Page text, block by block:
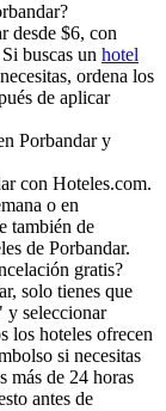
desde $6, con
buscas un hotel
ordena los
de aplicar
Porbandar y
con Hoteles.com.
o en
también de
de Porbandar.
gratis?
solo tienes que
y seleccionar
los hoteles ofrecen
si necesitas
más de 24 horas
antes de